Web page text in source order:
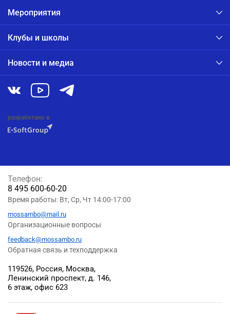
Мероприятия
Клубы и школы
Новости и медиа
разработано в
119526, Россия, Москва,
Ленинский проспект, д. 146,
6 этаж, офис 623
Телефон:
8 495 600-60-20
Время работы: Вт, Ср, Чт 14:00-17:00
mossambo@mail.ru
Организационные вопросы
feedback@mossambo.ru
Обратная связь и техподдержка